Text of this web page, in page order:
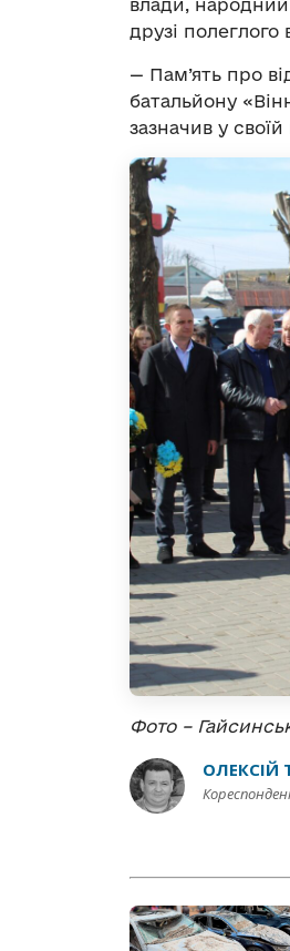
влади, народний
друзі полеглого
— Пам’ять про
батальйону
зазначив у
Фото –
ОЛЕКСІЙ